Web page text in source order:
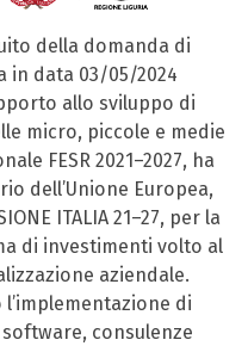
della domanda di
in data 03/05/2024
allo sviluppo di
micro, piccole e medie
FESR 2021–2027, ha
dell’Unione Europea,
ITALIA 21–27, per la
di investimenti volto al
aziendale.
di
consulenze